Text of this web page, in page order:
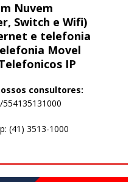
Nuvem
Switch e Wifi)
e telefonia
Movel
IP
consultores:
(41) 3513-1000